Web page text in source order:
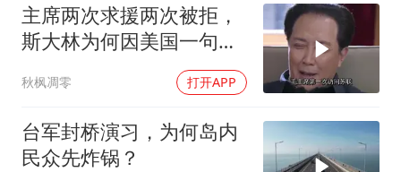
多个明星演唱会取消
店主称换“青海拉面”招牌后生意更好
万岁山接盘烂尾恒大文旅城
习近平心系体育强国建设
主席两次求援两次被拒，
斯大林为何因美国一句话
秋枫凋零 打开APP
台军封桥演习，为何岛内
民众先炸锅？